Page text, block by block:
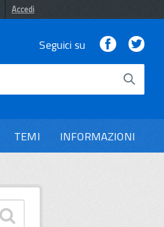
Accedi
Seguici su Facebook
TEMI INFORMAZIONI